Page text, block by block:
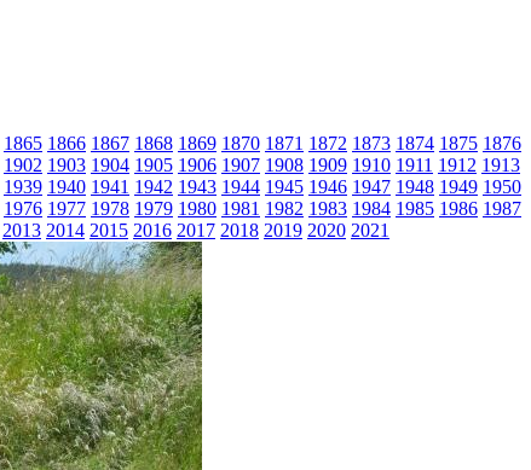
1865 1866 1867 1868 1869 1870 1871 1872 1873 1874 1875 1876
1902 1903 1904 1905 1906 1907 1908 1909 1910 1911 1912 1913
1939 1940 1941 1942 1943 1944 1945 1946 1947 1948 1949 1950
1976 1977 1978 1979 1980 1981 1982 1983 1984 1985 1986 1987
2013 2014 2015 2016 2017 2018 2019 2020 2021